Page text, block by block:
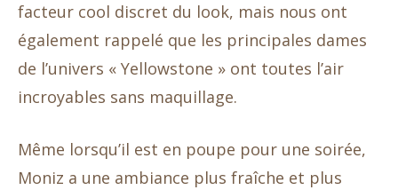
facteur cool discret du look, mais nous ont
également rappelé que les principales dames
de l’univers « Yellowstone » ont toutes l’air
incroyables sans maquillage.
Même lorsqu’il est en poupe pour une soirée,
Moniz a une ambiance plus fraîche et plus